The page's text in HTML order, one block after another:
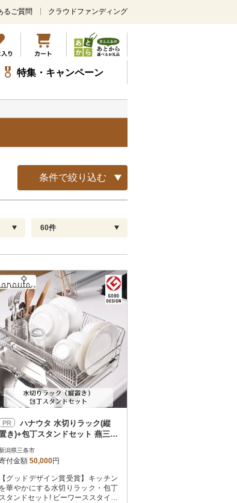
ン
ン
テ
るご質問 クラウドファンディング
特集・キャンペーン
条件で絞り込む
送指定 解除
届け日時指定可
届け時間帯指定可
送される月指定可
の他 解除
とふる限定のお礼品
期便
さとふるアプリdeワンストップ申請
対象
60件
60
90
120
PR
き)+包丁スタンドセット 燕三条
製 キッチン収納 【050S013】
潟県三条市
付金額 50,000円
【グッドデザイン賞受賞】キッチン
を華やかにする水切りラック・包丁
スタンドセット! ビーワーススタイル